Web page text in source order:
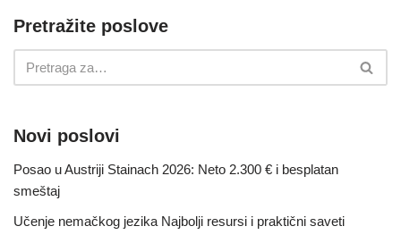
Pretražite poslove
Novi poslovi
Posao u Austriji Stainach 2026: Neto 2.300 € i besplatan
smeštaj
Učenje nemačkog jezika Najbolji resursi i praktični saveti